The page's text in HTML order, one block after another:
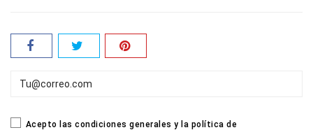
Acepto las condiciones generales y la política de